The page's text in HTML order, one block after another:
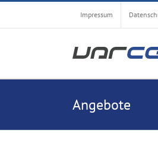
Zum
springen
Impressum
Angebote